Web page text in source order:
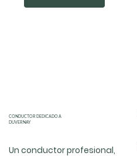
CONDUCTOR DEDICADO A
DUVERNAY
Un conductor profesional,